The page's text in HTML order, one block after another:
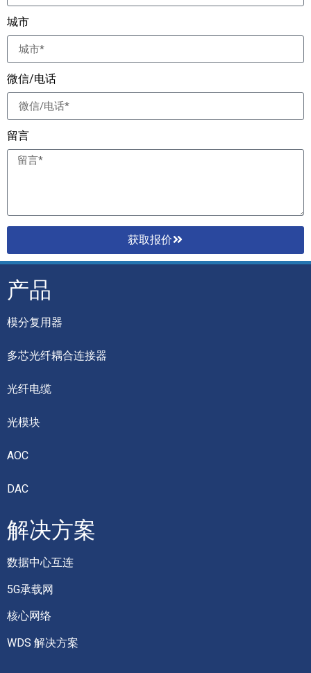
城市
微信/电话
留言
获取报价
产品
模分复用器
多芯光纤耦合连接器
光纤电缆
光模块
AOC
DAC
解决方案
数据中心互连
5G承载网
核心网络
WDS 解决方案